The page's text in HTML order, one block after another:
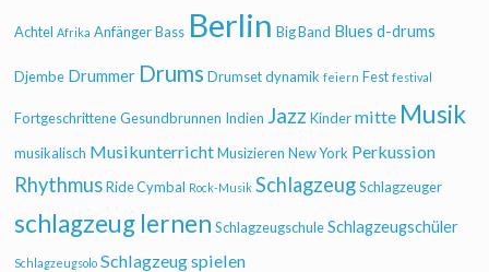
Achtel Afrika Anfänger Bass Berlin Big Band Blues d-drums
Djembe Drummer Drums Drumset dynamik feiern Fest festival
Fortgeschrittene Gesundbrunnen Indien Jazz Kinder mitte Musik
musikalisch Musikunterricht Musizieren New York Perkussion
Rhythmus Ride Cymbal Rock-Musik Schlagzeug Schlagzeuger
schlagzeug lernen Schlagzeugschule Schlagzeugschüler
Schlagzeugsolo Schlagzeug spielen